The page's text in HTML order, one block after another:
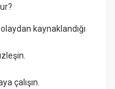
kaynaklandığı
çalışın.